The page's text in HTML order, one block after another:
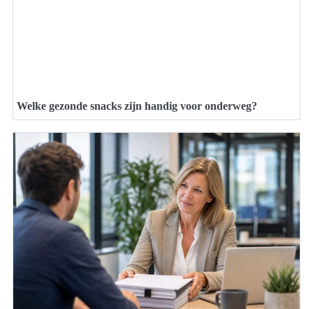
Welke gezonde snacks zijn handig voor onderweg?